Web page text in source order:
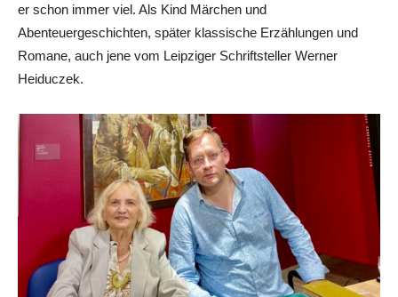
er schon immer viel. Als Kind Märchen und
Abenteuergeschichten, später klassische Erzählungen und
Romane, auch jene vom Leipziger Schriftsteller Werner
Heiduczek.